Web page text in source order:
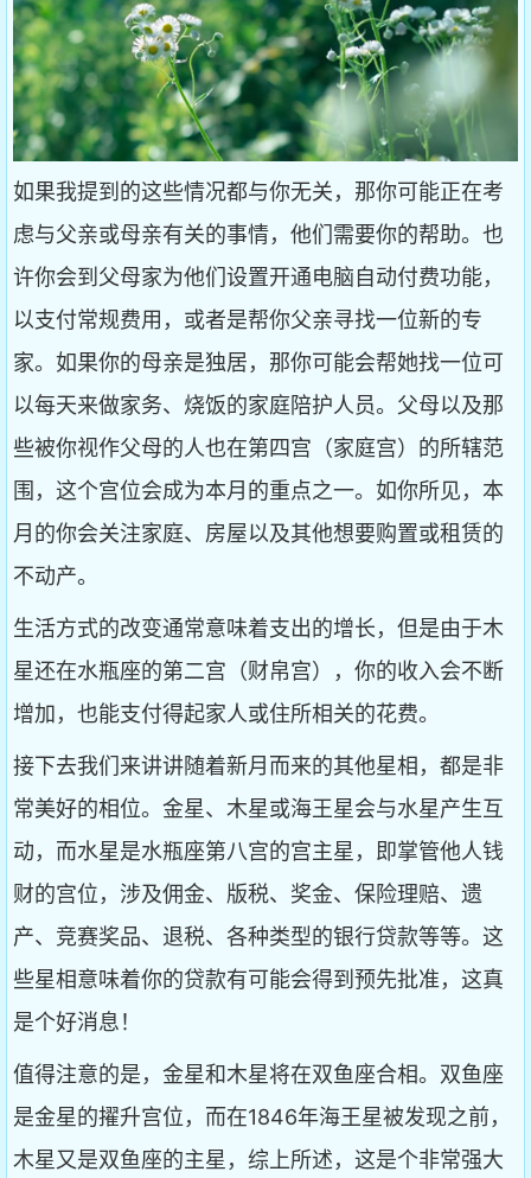
如果我提到的这些情况都与你无关，那你可能正在考
虑与父亲或母亲有关的事情，他们需要你的帮助。也
许你会到父母家为他们设置开通电脑自动付费功能，
以支付常规费用，或者是帮你父亲寻找一位新的专
家。如果你的母亲是独居，那你可能会帮她找一位可
以每天来做家务、烧饭的家庭陪护人员。父母以及那
些被你视作父母的人也在第四宫（家庭宫）的所辖范
围，这个宫位会成为本月的重点之一。如你所见，本
月的你会关注家庭、房屋以及其他想要购置或租赁的
不动产。
生活方式的改变通常意味着支出的增长，但是由于木
星还在水瓶座的第二宫（财帛宫），你的收入会不断
增加，也能支付得起家人或住所相关的花费。
接下去我们来讲讲随着新月而来的其他星相，都是非
常美好的相位。金星、木星或海王星会与水星产生互
动，而水星是水瓶座第八宫的宫主星，即掌管他人钱
财的宫位，涉及佣金、版税、奖金、保险理赔、遗
产、竞赛奖品、退税、各种类型的银行贷款等等。这
些星相意味着你的贷款有可能会得到预先批准，这真
是个好消息！
值得注意的是，金星和木星将在双鱼座合相。双鱼座
是金星的擢升宫位，而在1846年海王星被发现之前，
木星又是双鱼座的主星，综上所述，这是个非常强大